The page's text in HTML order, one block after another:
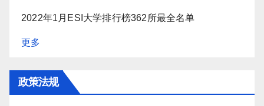
2022年1月ESI大学排行榜362所最全名单
更多
政策法规